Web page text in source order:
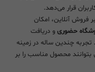
قرار می‌دهد.
فروش آنلاین، امکان
حضوری و دریافت
چندین ساله در زمینه
محصول مناسب را بر